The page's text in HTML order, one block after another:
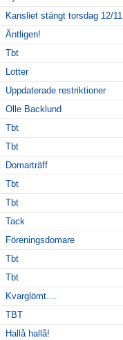
Kansliet stängt torsdag 12/11
Äntligen!
Tbt
Lotter
Uppdaterade restriktioner
Olle Backlund
Tbt
Tbt
Domarträff
Tbt
Tbt
Tack
Föreningsdomare
Tbt
Tbt
Kvarglömt....
TBT
Hallå hallå!